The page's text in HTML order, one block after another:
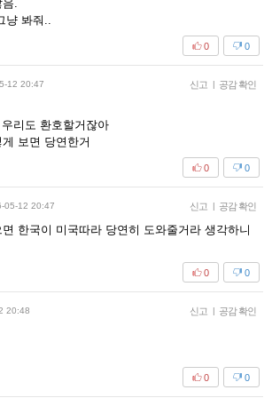
음.
냥 봐줘..
0
0
12 20:47 신고 | 공감 확인
리도 환호할거잖아
보면 당연한거
0
0
05-12 20:47 신고 | 공감 확인
한국이 미국따라 당연히 도와줄거라 생각하니
0
0
20:48 신고 | 공감 확인
0
0